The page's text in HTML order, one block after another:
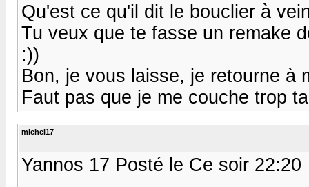
Qu'est ce qu'il dit le bouclier à
Tu veux que te fasse un remake
:))
Bon, je vous laisse, je retourne à
Faut pas que je me couche trop
michel17
Yannos 17 Posté le Ce soir 22:20